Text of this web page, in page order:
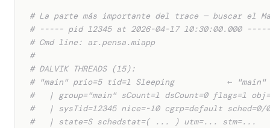
# La parte más importante del trace — buscar el
# ----- pid 12345 at 2026-04-17 10:30:00.000 -----
# Cmd line: ar.pensa.miapp
#
# DALVIK THREADS (15):
# "main" prio=5 tid=1 Sleeping           ← "main"
#   | group="main" sCount=1 dsCount=0 flags=1
#   | sysTid=12345 nice=-10 cgrp=default sched=0/
#   | state=S schedstat=( ... ) utm=... stm=...